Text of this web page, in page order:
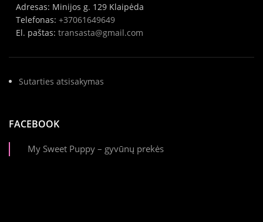
Adresas: Minijos g. 129 Klaipėda
Telefonas: +37061649649
El. paštas: transasta@gmail.com
Sutarties atsisakymas
FACEBOOK
My Sweet Puppy – gyvūnų prekės